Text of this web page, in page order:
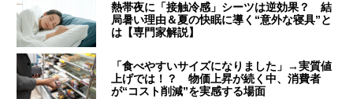
熱帯夜に「接触冷感」シーツは逆効果？ 結
局暑い理由＆夏の快眠に導く“意外な寝具”と
は【専門家解説】
「食べやすいサイズになりました」→実質値
上げでは！？ 物価上昇が続く中、消費者
が“コスト削減”を実感する場面